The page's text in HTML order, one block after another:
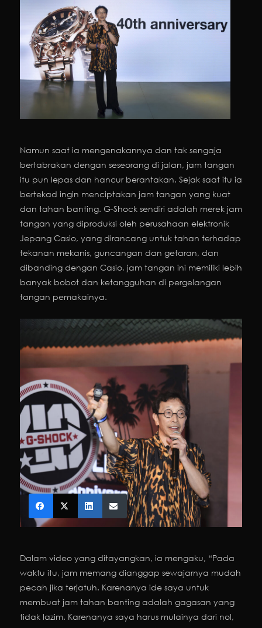
Namun saat ia mengenakannya dan tak sengaja
bertabrakan dengan seseorang di jalan, jam tangan
itu pun lepas dan hancur berantakan. Sejak saat itu ia
bertekad ingin menciptakan jam tangan yang kuat
dan tahan banting. G-Shock sendiri adalah merek jam
tangan yang diproduksi oleh perusahaan elektronik
Jepang Casio, yang dirancang untuk tahan terhadap
tekanan mekanis, guncangan dan getaran, dan
dibanding dengan Casio, jam tangan ini memiliki lebih
banyak bobot dan ketangguhan di pergelangan
tangan pemakainya.
Dalam video yang ditayangkan, ia mengaku, “Pada
waktu itu, jam memang dianggap sewajarnya mudah
pecah jika terjatuh. Karenanya ide saya untuk
membuat jam tahan banting adalah gagasan yang
tidak lazim. Karenanya saya harus mulainya dari nol,